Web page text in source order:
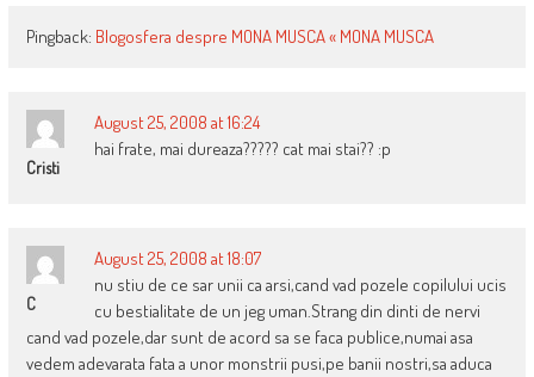
Pingback: Blogosfera despre MONA MUSCA « MONA MUSCA
Cristi
August 25, 2008 at 16:24
hai frate, mai dureaza????? cat mai stai?? :p
C
August 25, 2008 at 18:07
nu stiu de ce sar unii ca arsi,cand vad pozele copilului ucis
cu bestialitate de un jeg uman.Strang din dinti de nervi
cand vad pozele,dar sunt de acord sa se faca publice,numai asa
vedem adevarata fata a unor monstrii pusi,pe banii nostri,sa aduca